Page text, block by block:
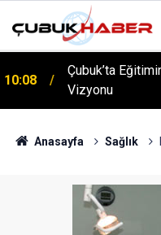
Çubuk’ta
Vizyonu
12:06
ÇUBUK’TA
Gönüllerince
Anasayfa Sağlık